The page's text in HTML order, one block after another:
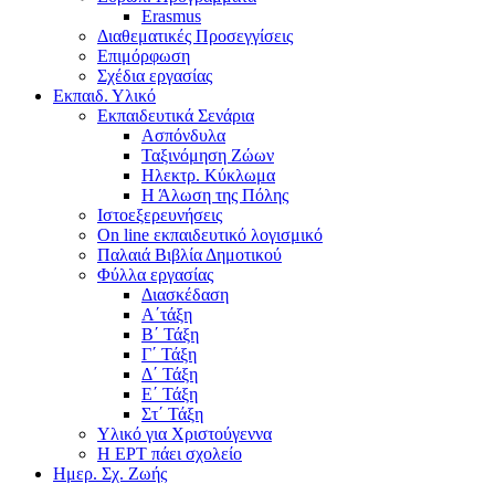
Erasmus
Διαθεματικές Προσεγγίσεις
Επιμόρφωση
Σχέδια εργασίας
Εκπαιδ. Υλικό
Εκπαιδευτικά Σενάρια
Ασπόνδυλα
Ταξινόμηση Ζώων
Ηλεκτρ. Κύκλωμα
Η Άλωση της Πόλης
Ιστοεξερευνήσεις
On line εκπαιδευτικό λογισμικό
Παλαιά Βιβλία Δημοτικού
Φύλλα εργασίας
Διασκέδαση
Α΄τάξη
Β΄ Τάξη
Γ΄ Τάξη
Δ΄ Τάξη
Ε΄ Τάξη
Στ΄ Τάξη
Υλικό για Χριστούγεννα
Η ΕΡΤ πάει σχολείο
Ημερ. Σχ. Ζωής